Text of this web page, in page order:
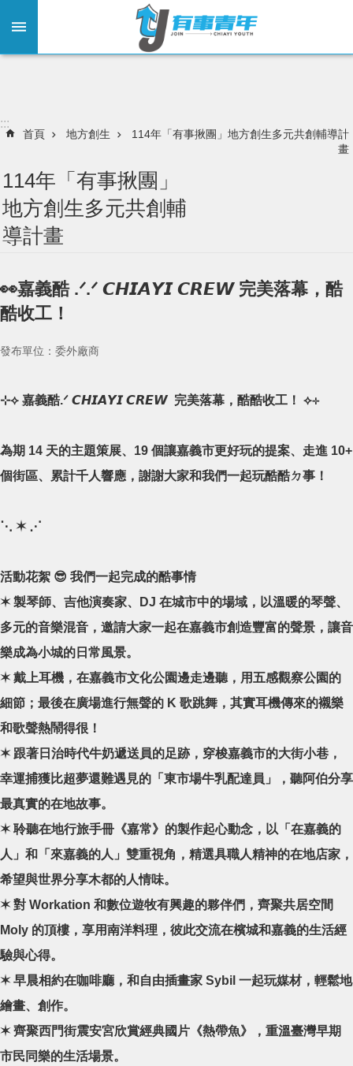
:::
首頁 地方創生
114年「有事揪團」地方創生多元共創輔導計
畫
114年「有事揪團」
地方創生多元共創輔
導計畫
👀嘉義酷 .ᐟ.ᐟ 𝘾𝙃𝙄𝘼𝙔𝙄 𝘾𝙍𝙀𝙒 完美落幕，酷
酷收工！
發布單位：委外廠商
⊹⟡ 嘉義酷.ᐟ 𝘾𝙃𝙄𝘼𝙔𝙄 𝘾𝙍𝙀𝙒 ​ 完美落幕，酷酷收工！ ⟡⊹
為期 14 天的主題策展、19 個讓嘉義市更好玩的提案、走進 10+
個街區、累計千人響應，謝謝大家和我們一起玩酷酷ㄉ事！
​⋱ ✶ ⋰
活動花絮 😎 我們一起完成的酷事情
✶ 製琴師、吉他演奏家、DJ 在城市中的場域，以溫暖的琴聲、
多元的音樂混音，邀請大家一起在嘉義市創造豐富的聲景，讓音
樂成為小城的日常風景。
✶ 戴上耳機，在嘉義市文化公園邊走邊聽，用五感觀察公園的
細節；最後在廣場進行無聲的 K 歌跳舞，其實耳機傳來的襯樂
和歌聲熱鬧得很！
✶ 跟著日治時代牛奶遞送員的足跡，穿梭嘉義市的大街小巷，
幸運捕獲比超夢還難遇見的「東市場牛乳配達員」，聽阿伯分享
最真實的在地故事。
✶ 聆聽在地行旅手冊《嘉常》的製作起心動念，以「在嘉義的
人」和「來嘉義的人」雙重視角，精選具職人精神的在地店家，
希望與世界分享木都的人情味。
✶ 對 Workation 和數位遊牧有興趣的夥伴們，齊聚共居空間
Moly 的頂樓，享用南洋料理，彼此交流在檳城和嘉義的生活經
驗與心得。
✶ 早晨相約在咖啡廳，和自由插畫家 Sybil 一起玩媒材，輕鬆地
繪畫、創作。
✶ 齊聚西門街震安宮欣賞經典國片《熱帶魚》，重溫臺灣早期
市民同樂的生活場景。